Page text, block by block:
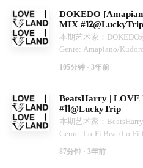
念，在咖啡店小憩之余
下午活动搬到线上，在
周演出艺术家的私藏音
的舒适庇护所。
afterCo 成员，带着对
时又拥有很明显的个人
DOKEDO
MIX #12@LuckyTrip
本期艺术家：DOKEDO
Genre: Amapiano/
Lucky Trip咖啡在每周
之余也能听到动听音乐
上，在Love Island电台
私藏音乐，也是您在繁
北京低音电子音乐人
室，行走于街头巷尾，
趣的声响。敏锐的视角
105分钟 · 3年前
BeatsHarry |
#11@LuckyTrip
本期艺术家：
Genre: Lo-Fi Beat/Lo-
里屯Lucky Trip咖啡在
87分钟 · 3年前